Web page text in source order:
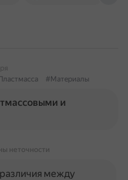
#Материалы
и
неточности
между